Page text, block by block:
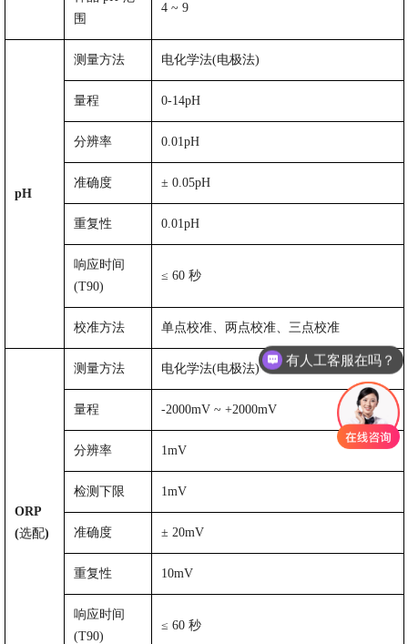
围
4 ~ 9
pH
测量方法 电化学法(电极法)
量程 0-14pH
分辨率 0.01pH
准确度 ± 0.05pH
重复性 0.01pH
响应时间
(T90)
≤ 60 秒
校准方法 单点校准、两点校准、三点校准
ORP
(选配)
测量方法 电化学法(电极法)
量程 -2000mV ~ +2000mV
分辨率 1mV
检测下限 1mV
准确度 ± 20mV
重复性 10mV
响应时间
(T90)
≤ 60 秒
有人工客服在吗？
可以介绍方案吗？